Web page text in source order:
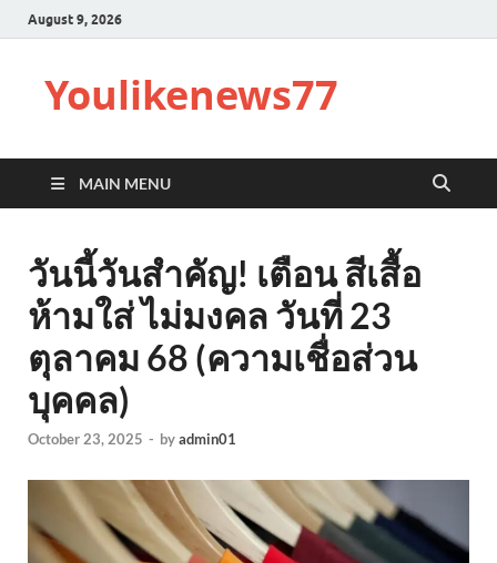
August 9, 2026
Youlikenews77
MAIN MENU
วันนี้วันสำคัญ! เตือน สีเสื้อ
ห้ามใส่ ไม่มงคล วันที่ 23
ตุลาคม 68 (ความเชื่อส่วน
บุคคล)
October 23, 2025 - byadmin01